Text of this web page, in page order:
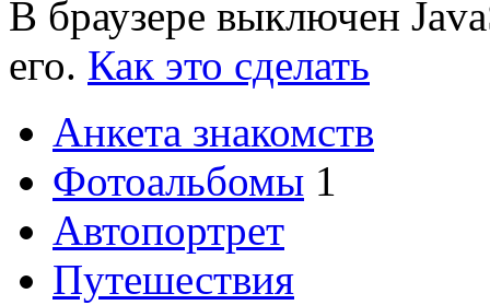
В браузере выключен
его. Как это сделать
Анкета знакомств
Фотоальбомы 1
Автопортрет
Путешествия